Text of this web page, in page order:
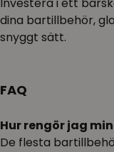
Investera i ett
dina bartillbehör,
snyggt sätt.
FAQ
Hur rengör jag
De flesta